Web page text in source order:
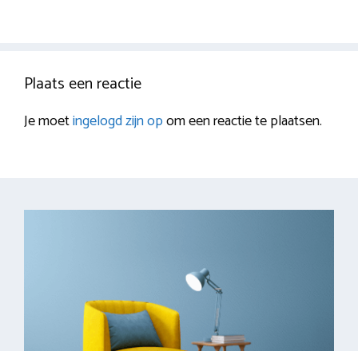
Plaats een reactie
Je moetingelogd zijn opom een reactie te plaatsen.